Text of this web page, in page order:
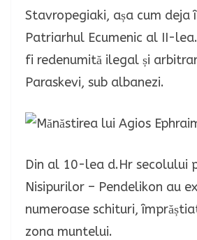
Stavropegiaki, așa cum deja
Patriarhul Ecumenic al II-
fi redenumită ilegal și
Paraskevi, sub albanezi.
Din al 10-lea d.Hr secolului
Nisipurilor – Pendelikon au
numeroase schituri,
zona muntelui.